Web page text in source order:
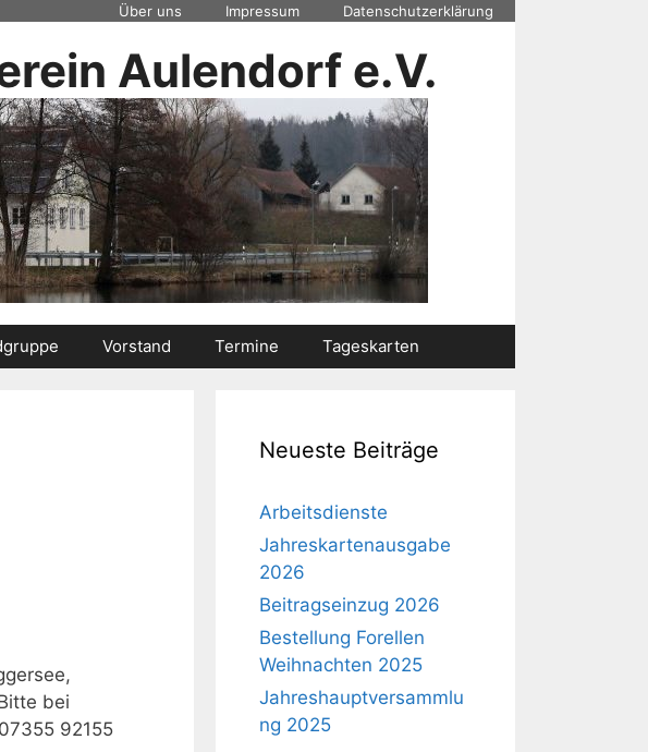
Über uns Impressum Datenschutzerklärung
Aulendorf e.V.
Vorstand Termine Tageskarten
bei
92155
Neueste Beiträge
Arbeitsdienste
Jahreskartenausgabe
2026
Beitragseinzug 2026
Bestellung Forellen
Weihnachten 2025
Jahreshauptversammlu
ng 2025